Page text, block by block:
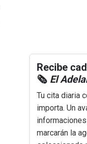
Recibe
🗞️ El
Tu cita diaria
importa. Un
marcarán la